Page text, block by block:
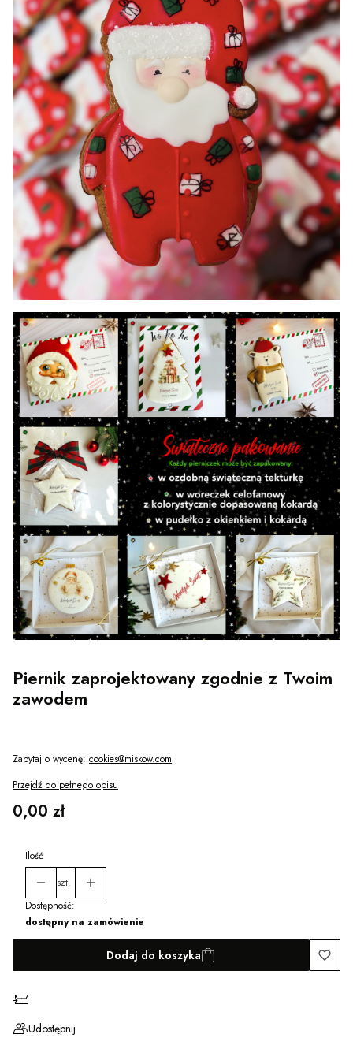
Piernik zaprojektowany zgodnie z Twoim
zawodem
Zapytaj o wycenę: cookies@miskow.com
Przejdź do pełnego opisu
Cena
0,00 zł
Ilość
szt.
Dostępność:
dostępny na zamówienie
Dodaj do koszyka
Zapytaj o produkt
Udostępnij